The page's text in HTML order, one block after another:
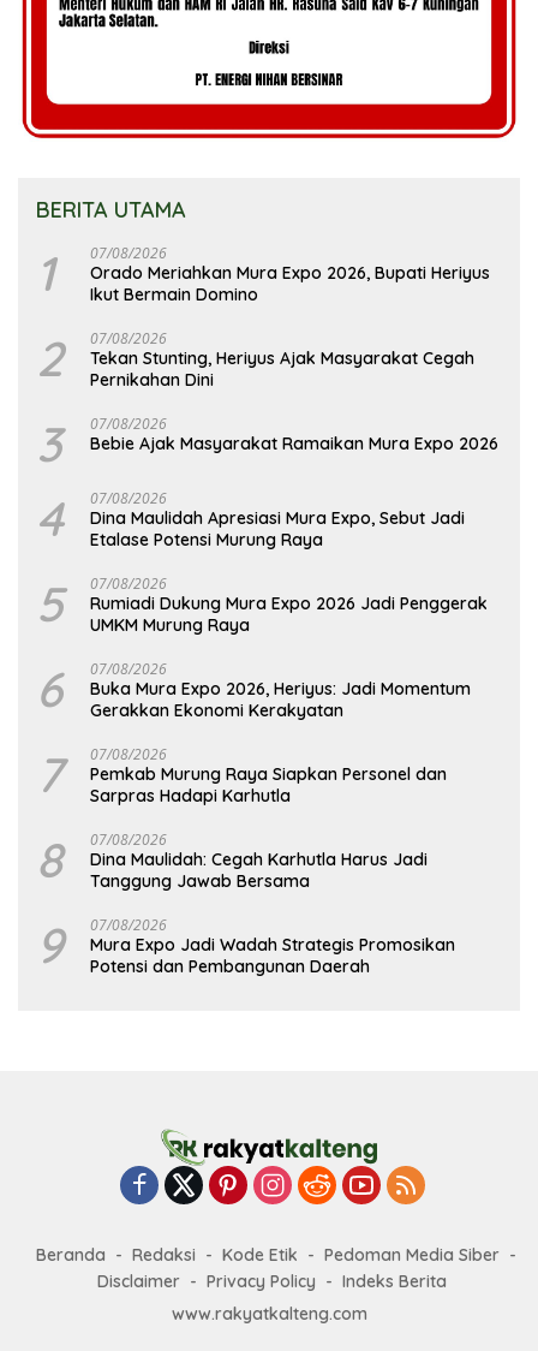
BERITA UTAMA
1 07/08/2026
Orado Meriahkan Mura Expo 2026, Bupati Heriyus
Ikut Bermain Domino
2 07/08/2026
Tekan Stunting, Heriyus Ajak Masyarakat Cegah
Pernikahan Dini
3 07/08/2026
Bebie Ajak Masyarakat Ramaikan Mura Expo 2026
4 07/08/2026
Dina Maulidah Apresiasi Mura Expo, Sebut Jadi
Etalase Potensi Murung Raya
5 07/08/2026
Rumiadi Dukung Mura Expo 2026 Jadi Penggerak
UMKM Murung Raya
6 07/08/2026
Buka Mura Expo 2026, Heriyus: Jadi Momentum
Gerakkan Ekonomi Kerakyatan
7 07/08/2026
Pemkab Murung Raya Siapkan Personel dan
Sarpras Hadapi Karhutla
8 07/08/2026
Dina Maulidah: Cegah Karhutla Harus Jadi
Tanggung Jawab Bersama
9 07/08/2026
Mura Expo Jadi Wadah Strategis Promosikan
Potensi dan Pembangunan Daerah
Beranda Redaksi Kode Etik
Pedoman Media Siber
Disclaimer
Privacy Policy
Indeks Berita
www.rakyatkalteng.com